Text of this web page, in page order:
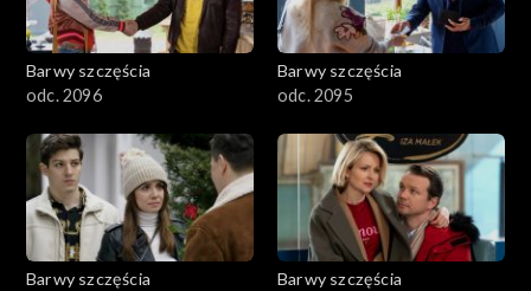
2401–2500
2301–2400
2201–2300
2101–2200
2001–2100
Barwy szczęścia
odc. 2096
Barwy szczęścia
odc. 2095
Barwy szczęścia
Barwy szczęścia